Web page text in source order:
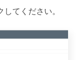
てください。